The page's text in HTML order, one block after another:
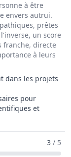
à être
envers autrui.
prêtes
un score
franche, directe
à leurs
dans les projets
pour
et
3 / 5